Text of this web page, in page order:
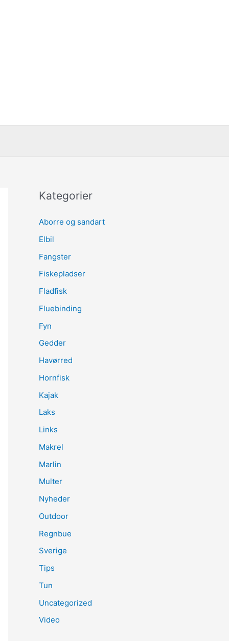
Kategorier
Aborre og sandart
Elbil
Fangster
Fiskepladser
Fladfisk
Fluebinding
Fyn
Gedder
Havørred
Hornfisk
Kajak
Laks
Links
Makrel
Marlin
Multer
Nyheder
Outdoor
Regnbue
Sverige
Tips
Tun
Uncategorized
Video